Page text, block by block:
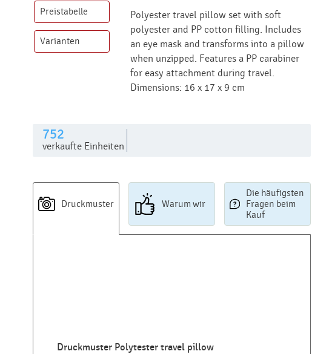
Polyester travel pillow set with soft
polyester and PP cotton filling. Includes
an eye mask and transforms into a pillow
when unzipped. Features a PP carabiner
for easy attachment during travel.
Dimensions: 16 x 17 x 9 cm
Preistabelle
Varianten
752
verkaufte Einheiten
Druckmuster
Druckmuster Polytester travel pillow
Warum wir
Die häufigsten
Fragen beim
Kauf